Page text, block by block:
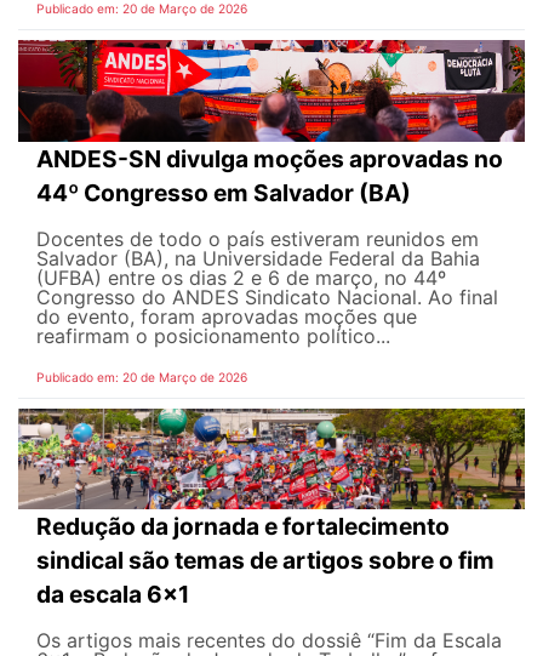
Publicado em: 20 de Março de 2026
ANDES-SN divulga moções aprovadas no
44º Congresso em Salvador (BA)
Docentes de todo o país estiveram reunidos em
Salvador (BA), na Universidade Federal da Bahia
(UFBA) entre os dias 2 e 6 de março, no 44º
Congresso do ANDES Sindicato Nacional. Ao final
do evento, foram aprovadas moções que
reafirmam o posicionamento político...
Publicado em: 20 de Março de 2026
Redução da jornada e fortalecimento
sindical são temas de artigos sobre o fim
da escala 6x1
Os artigos mais recentes do dossiê “Fim da Escala